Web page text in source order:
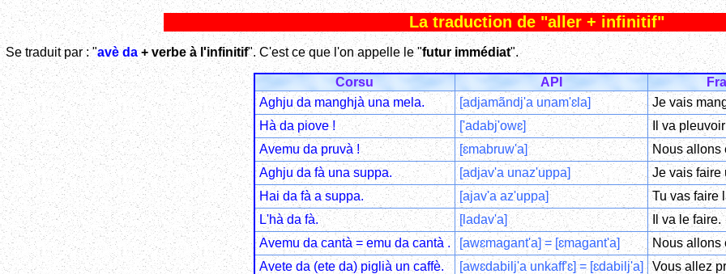
La traduction de "aller + infinitif"
Se traduit par : "avè da+ verbe à l'infinitif". C'est ce que l'on appelle le "futur immédiat".
Corsu API
Aghju da manghjà una mela.
[adjamãndj'a unam'ɛla]
Je vais
Hà da piove !
['adabj'owɛ]
Il va
Avemu da pruvà !
[ɛmabruw'a]
Nous allons
Aghju da fà una suppa.
[adjav'a unaz'uppa]
Je vais faire
Hai da fà a suppa.
[ajav'a az'uppa]
Tu vas faire
L'hà da fà.
[ladav'a]
Il va le faire.
Avemu da cantà = emu da cantà .
[awɛmagant'a] = [ɛmagant'a]
Nous allons
Avete da (ete da) piglià un caffè.
[awɛdabilj'a unkaff'ɛ] = [ɛdabilj'a]
Vous allez